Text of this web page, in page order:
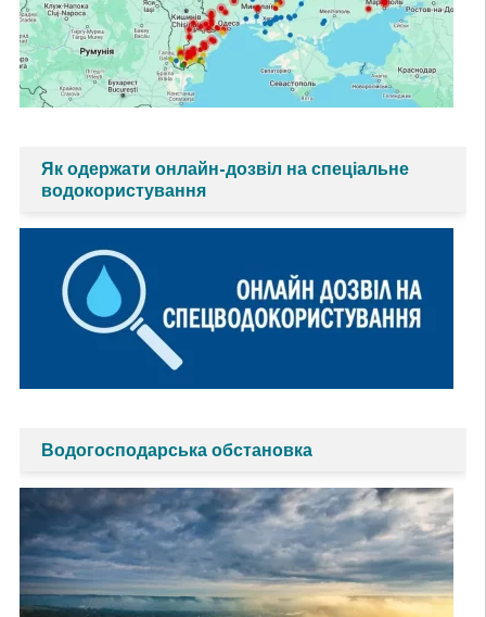
Як одержати онлайн-дозвіл на спеціальне
водокористування
Водогосподарська обстановка